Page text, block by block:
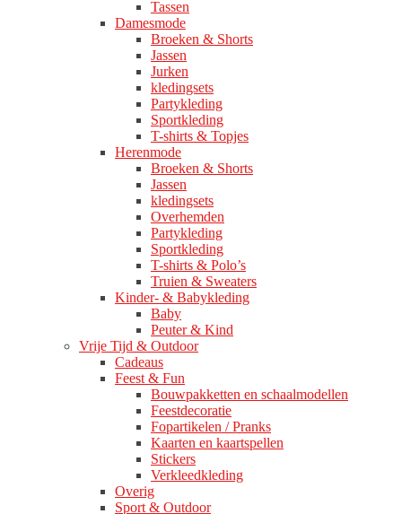
Tassen
Damesmode
Broeken & Shorts
Jassen
Jurken
kledingsets
Partykleding
Sportkleding
T-shirts & Topjes
Herenmode
Broeken & Shorts
Jassen
kledingsets
Overhemden
Partykleding
Sportkleding
T-shirts & Polo’s
Truien & Sweaters
Kinder- & Babykleding
Baby
Peuter & Kind
Vrije Tijd & Outdoor
Cadeaus
Feest & Fun
Bouwpakketten en schaalmodellen
Feestdecoratie
Fopartikelen / Pranks
Kaarten en kaartspellen
Stickers
Verkleedkleding
Overig
Sport & Outdoor